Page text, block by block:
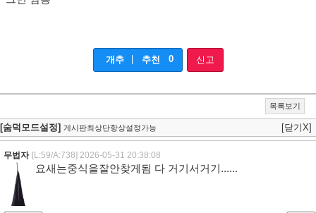
개추 추천 0 신고
목록보기
[숨덕모드설정] 게시판최상단항상설정가능 [닫기X]
무법자 [L:59/A:738] 2026-05-31 20:38:08
요새는중식을잘안찾게됨 다 거기서거기......